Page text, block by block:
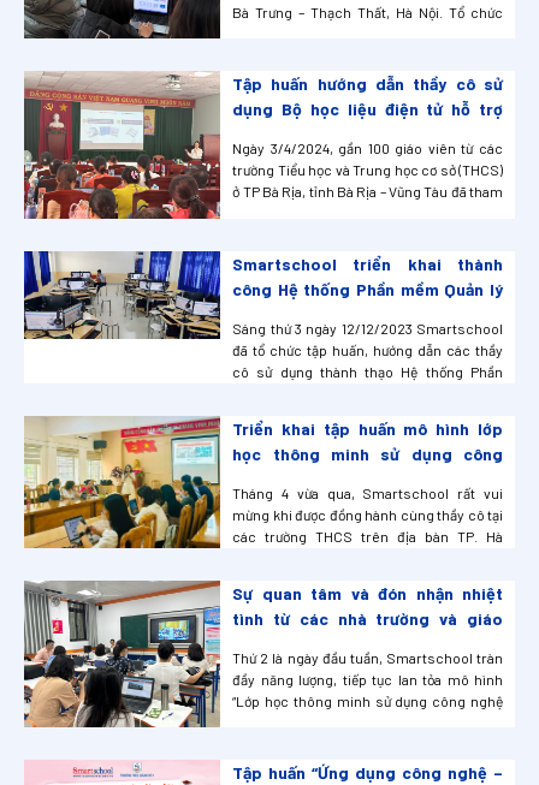
Bà Trưng – Thạch Thất, Hà Nội. Tổ chức
viên S-edu nhằm ứng dụng thay đổi
phương pháp dạy – học, kiểm tra đánh giá...
Tập huấn hướng dẫn thầy cô sử
dụng Bộ học liệu điện tử hỗ trợ
Bà Rịa – Vũng Tàu
Ngày 3/4/2024, gần 100 giáo viên từ các
trường Tiểu học và Trung học cơ sở (THCS)
ở TP Bà Rịa, tỉnh Bà Rịa – Vũng Tàu đã tham
tiêu của buổi tập huấn là giúp thầy cô tạo
Smartschool triển khai thành
công Hệ thống Phần mềm Quản lý
học Ngoại ngữ tại Phòng GD&ĐT
Long Điền – Vũng Tàu
Sáng thứ 3 ngày 12/12/2023 Smartschool
đã tổ chức tập huấn, hướng dẫn các thầy
cô sử dụng thành thạo Hệ thống Phần
Long Điền – Vũng Tàu.
Triển khai tập huấn mô hình lớp
học thông minh sử dụng công
địa bàn TP. Hà Nội.
Tháng 4 vừa qua, Smartschool rất vui
mừng khi được đồng hành cùng thầy cô tại
các trường THCS trên địa bàn TP. Hà
nhân tạo AI. Buổi tập huấn đã diễn ra vô
cùng sôi nổi với sự tham gia nhiệt tình ...
Sự quan tâm và đón nhận nhiệt
tình từ các nhà trường và giáo
quả của mô hình “Lớp học thông
minh sử dụng công nghệ trí tuệ
Thứ 2 là ngày đầu tuần, Smartschool tràn
đầy năng lượng, tiếp tục lan tỏa mô hình
“Lớp học thông minh sử dụng công nghệ
Tây Hồ.
Tập huấn “Ứng dụng công nghệ –